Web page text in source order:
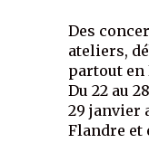
Des
ateliers,
partout en
Du 22 au
29 janvier
Flandre et